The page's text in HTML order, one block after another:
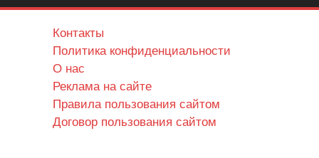
Контакты
Политика конфиденциальности
О нас
Реклама на сайте
Правила пользования сайтом
Договор пользования сайтом